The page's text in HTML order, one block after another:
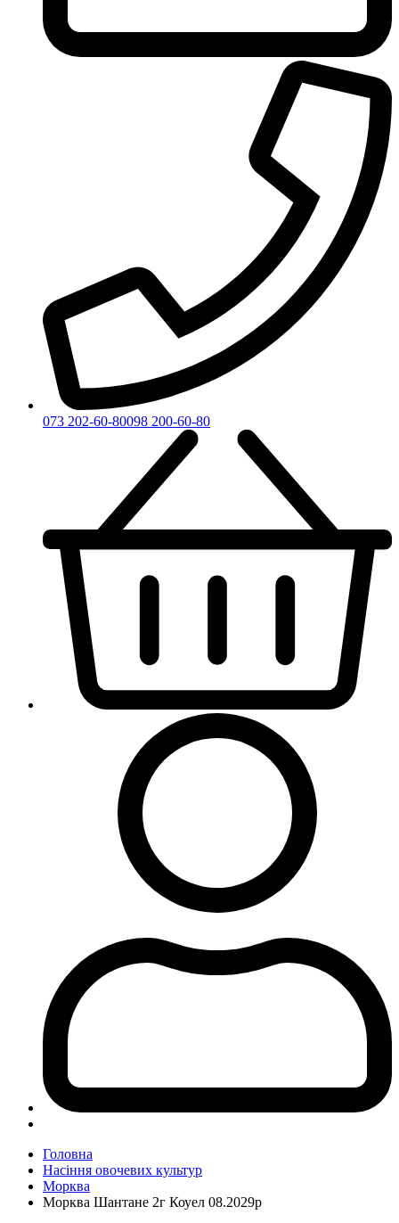
073 202-60-80098 200-60-80
Головна
Насіння овочевих культур
Морква
Морква Шантане 2г Коуел 08.2029р